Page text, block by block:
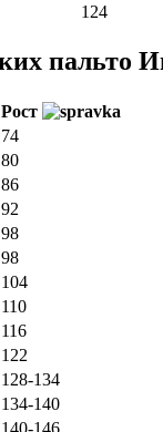
124
пальто
Рост
74
80
86
92
98
98
104
110
116
122
128-134
134-140